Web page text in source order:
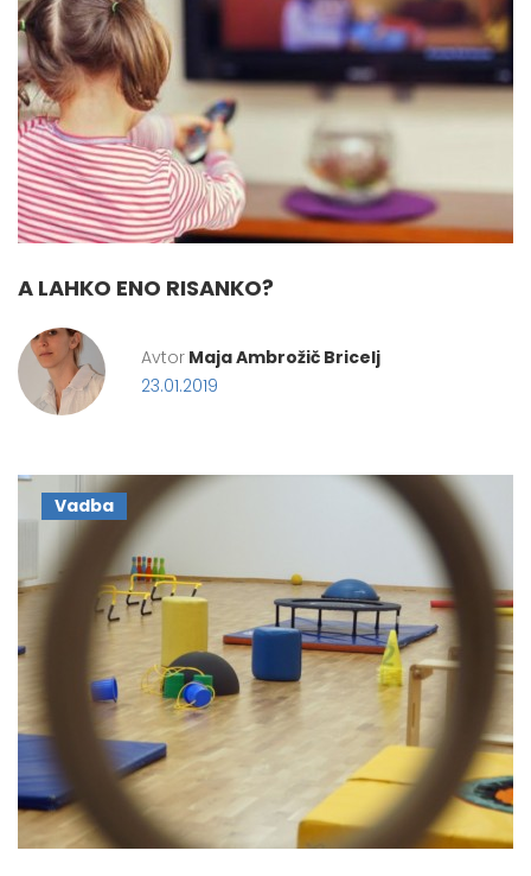
A LAHKO ENO RISANKO?
Avtor Maja Ambrožič Bricelj
23.01.2019
Vadba